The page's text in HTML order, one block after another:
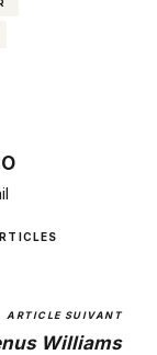
ARTICLE SUIVANT
Williams